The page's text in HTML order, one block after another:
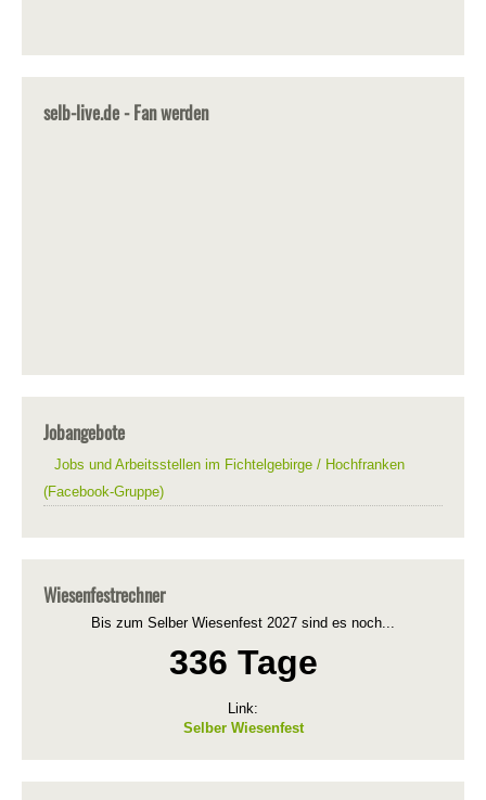
selb-live.de - Fan werden
Jobangebote
Jobs und Arbeitsstellen im Fichtelgebirge / Hochfranken
(Facebook-Gruppe)
Wiesenfestrechner
Bis zum Selber Wiesenfest 2027 sind es noch...
336 Tage
Link:
Selber Wiesenfest